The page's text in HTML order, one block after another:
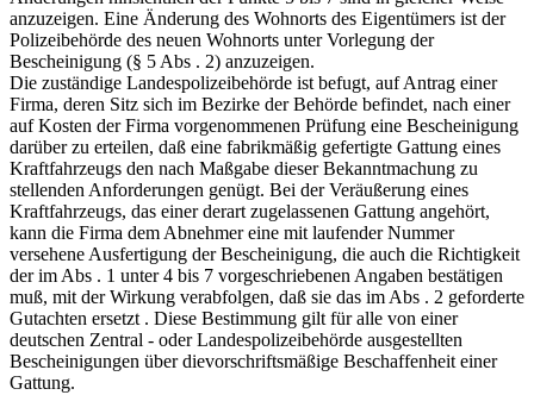
anzuzeigen. Eine Änderung des Wohnorts des Eigentümers ist der
Polizeibehörde des neuen Wohnorts unter Vorlegung der
Bescheinigung (§ 5 Abs . 2) anzuzeigen.
Die zuständige Landespolizeibehörde ist befugt, auf Antrag einer
Firma, deren Sitz sich im Bezirke der Behörde befindet, nach einer
auf Kosten der Firma vorgenommenen Prüfung eine Bescheinigung
darüber zu erteilen, daß eine fabrikmäßig gefertigte Gattung eines
Kraftfahrzeugs den nach Maßgabe dieser Bekanntmachung zu
stellenden Anforderungen genügt. Bei der Veräußerung eines
Kraftfahrzeugs, das einer derart zugelassenen Gattung angehört,
kann die Firma dem Abnehmer eine mit laufender Nummer
versehene Ausfertigung der Bescheinigung, die auch die Richtigkeit
der im Abs . 1 unter 4 bis 7 vorgeschriebenen Angaben bestätigen
muß, mit der Wirkung verabfolgen, daß sie das im Abs . 2 geforderte
Gutachten ersetzt . Diese Bestimmung gilt für alle von einer
deutschen Zentral - oder Landespolizeibehörde ausgestellten
Bescheinigungen über dievorschriftsmäßige Beschaffenheit einer
Gattung.